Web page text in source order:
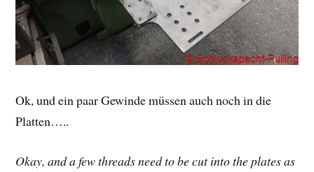
Ok, und ein paar Gewinde müssen auch noch in die
Platten…..
Okay, and a few threads need to be cut into the plates as